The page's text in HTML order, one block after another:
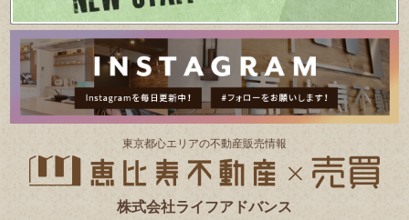
東京都⼼エリアの不動産販売情報
株式会社ライフアドバンス